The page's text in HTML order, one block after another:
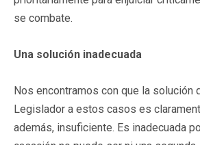
se combate.
Una solución inadecuada
Nos encontramos con que la solución
Legislador a estos casos es
además, insuficiente. Es inadecuada